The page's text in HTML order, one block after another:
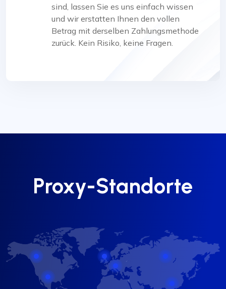
sind, lassen Sie es uns einfach wissen
und wir erstatten Ihnen den vollen
Betrag mit derselben Zahlungsmethode
zurück. Kein Risiko, keine Fragen.
Proxy-Standorte